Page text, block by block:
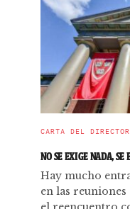
CARTA DEL DIRECTOR
NO SE EXIGE NADA, SE
Hay mucho
en las reuniones